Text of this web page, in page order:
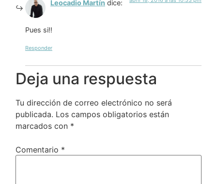
Leocadio Martín dice:
Pues si!!
Responder
Deja una respuesta
Tu dirección de correo electrónico no será
publicada. Los campos obligatorios están
marcados con *
Comentario *